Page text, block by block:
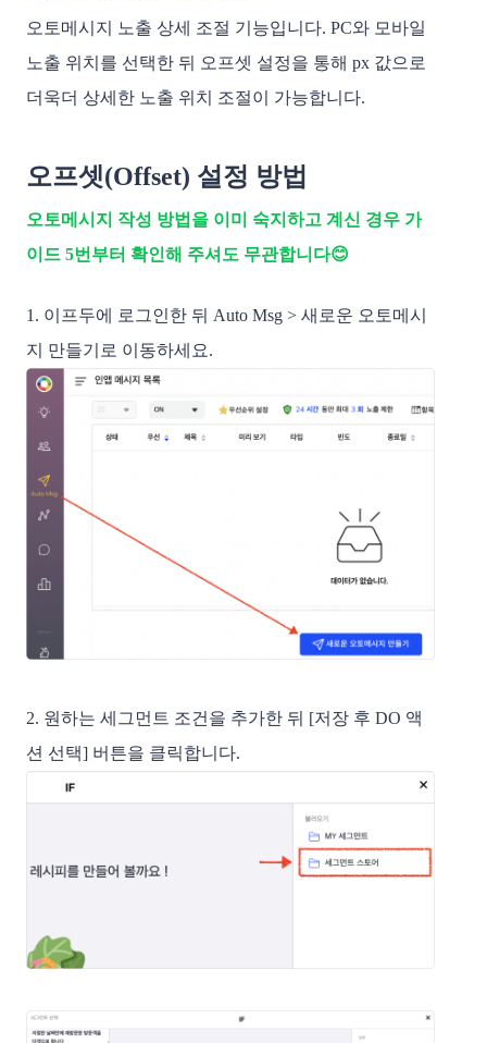
오토메시지 노출 상세 조절 기능입니다. PC와 모바일
노출 위치를 선택한 뒤 오프셋 설정을 통해 px 값으로
더욱더 상세한 노출 위치 조절이 가능합니다.
오프셋(Offset) 설정 방법
오토메시지 작성 방법을 이미 숙지하고 계신 경우 가
이드 5번부터 확인해 주셔도 무관합니다😊
1. 이프두에 로그인한 뒤 Auto Msg > 새로운 오토메시
지 만들기로 이동하세요.
2. 원하는 세그먼트 조건을 추가한 뒤 [저장 후 DO 액
션 선택] 버튼을 클릭합니다.